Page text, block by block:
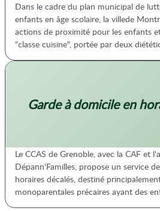
Dans le cadre du plan municipal de
enfants en âge scolaire, la villede
actions de proximité pour les enfants
"classe cuisine", portée par deux
Garde à domicile en
Le CCAS de Grenoble, avec la CAF et
Dépann'Familles, propose un service
horaires décalés, destiné
monoparentales précaires ayant des